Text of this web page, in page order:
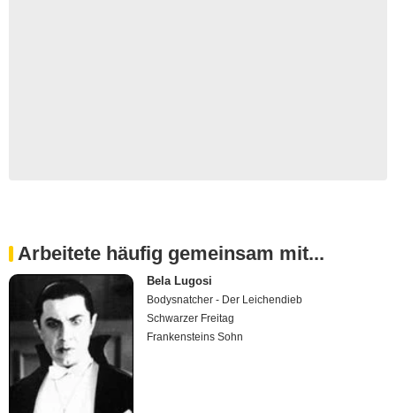
Arbeitete häufig gemeinsam mit...
Bela Lugosi
Bodysnatcher - Der Leichendieb
Schwarzer Freitag
Frankensteins Sohn